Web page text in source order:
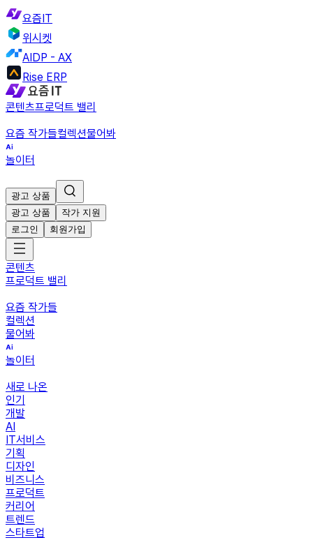
요즘IT
위시켓
AIDP - AX
Rise ERP
콘텐츠프로덕트 밸리
요즘 작가들컬렉션물어봐
놀이터
광고 상품
광고 상품
작가 지원
로그인
회원가입
콘텐츠
프로덕트 밸리
요즘 작가들
컬렉션
물어봐
놀이터
새로 나온
인기
개발
AI
IT서비스
기획
디자인
비즈니스
프로덕트
커리어
트렌드
스타트업